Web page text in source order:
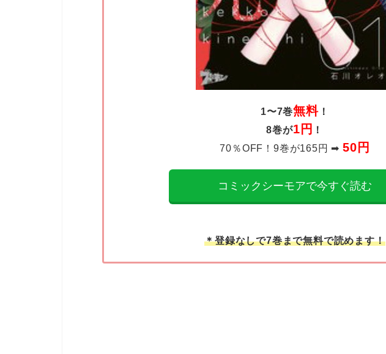
1〜7巻無料！
8巻が1円 ！
70％OFF！9巻が165円 ➡︎ 50円
コミックシーモアで今すぐ読む
＊登録なしで7巻まで無料で読めます！